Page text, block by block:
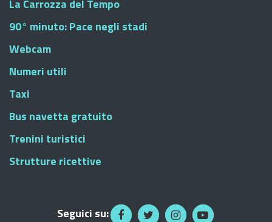
La Carrozza del Tempo
90° minuto: Pace negli stadi
Webcam
Numeri utili
Taxi
Bus navetta gratuito
Trenini turistici
Strutture ricettive
Seguici su: